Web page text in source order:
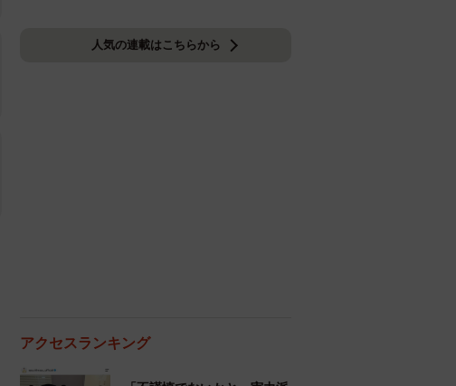
人気の連載はこちらから
アクセスランキング